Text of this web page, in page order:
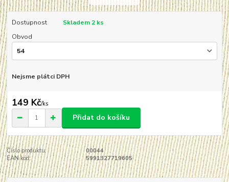
Dostupnost
Skladem 2 ks
Obvod
Nejsme plátci DPH
149 Kč/ks
Přidat do košíku
Číslo produktu:
00044
EAN kód:
5991327719605